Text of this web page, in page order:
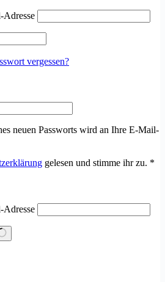
Adresse
vergessen?
neuen Passworts wird an Ihre E-Mail-
gelesen und stimme ihr zu. *
Adresse